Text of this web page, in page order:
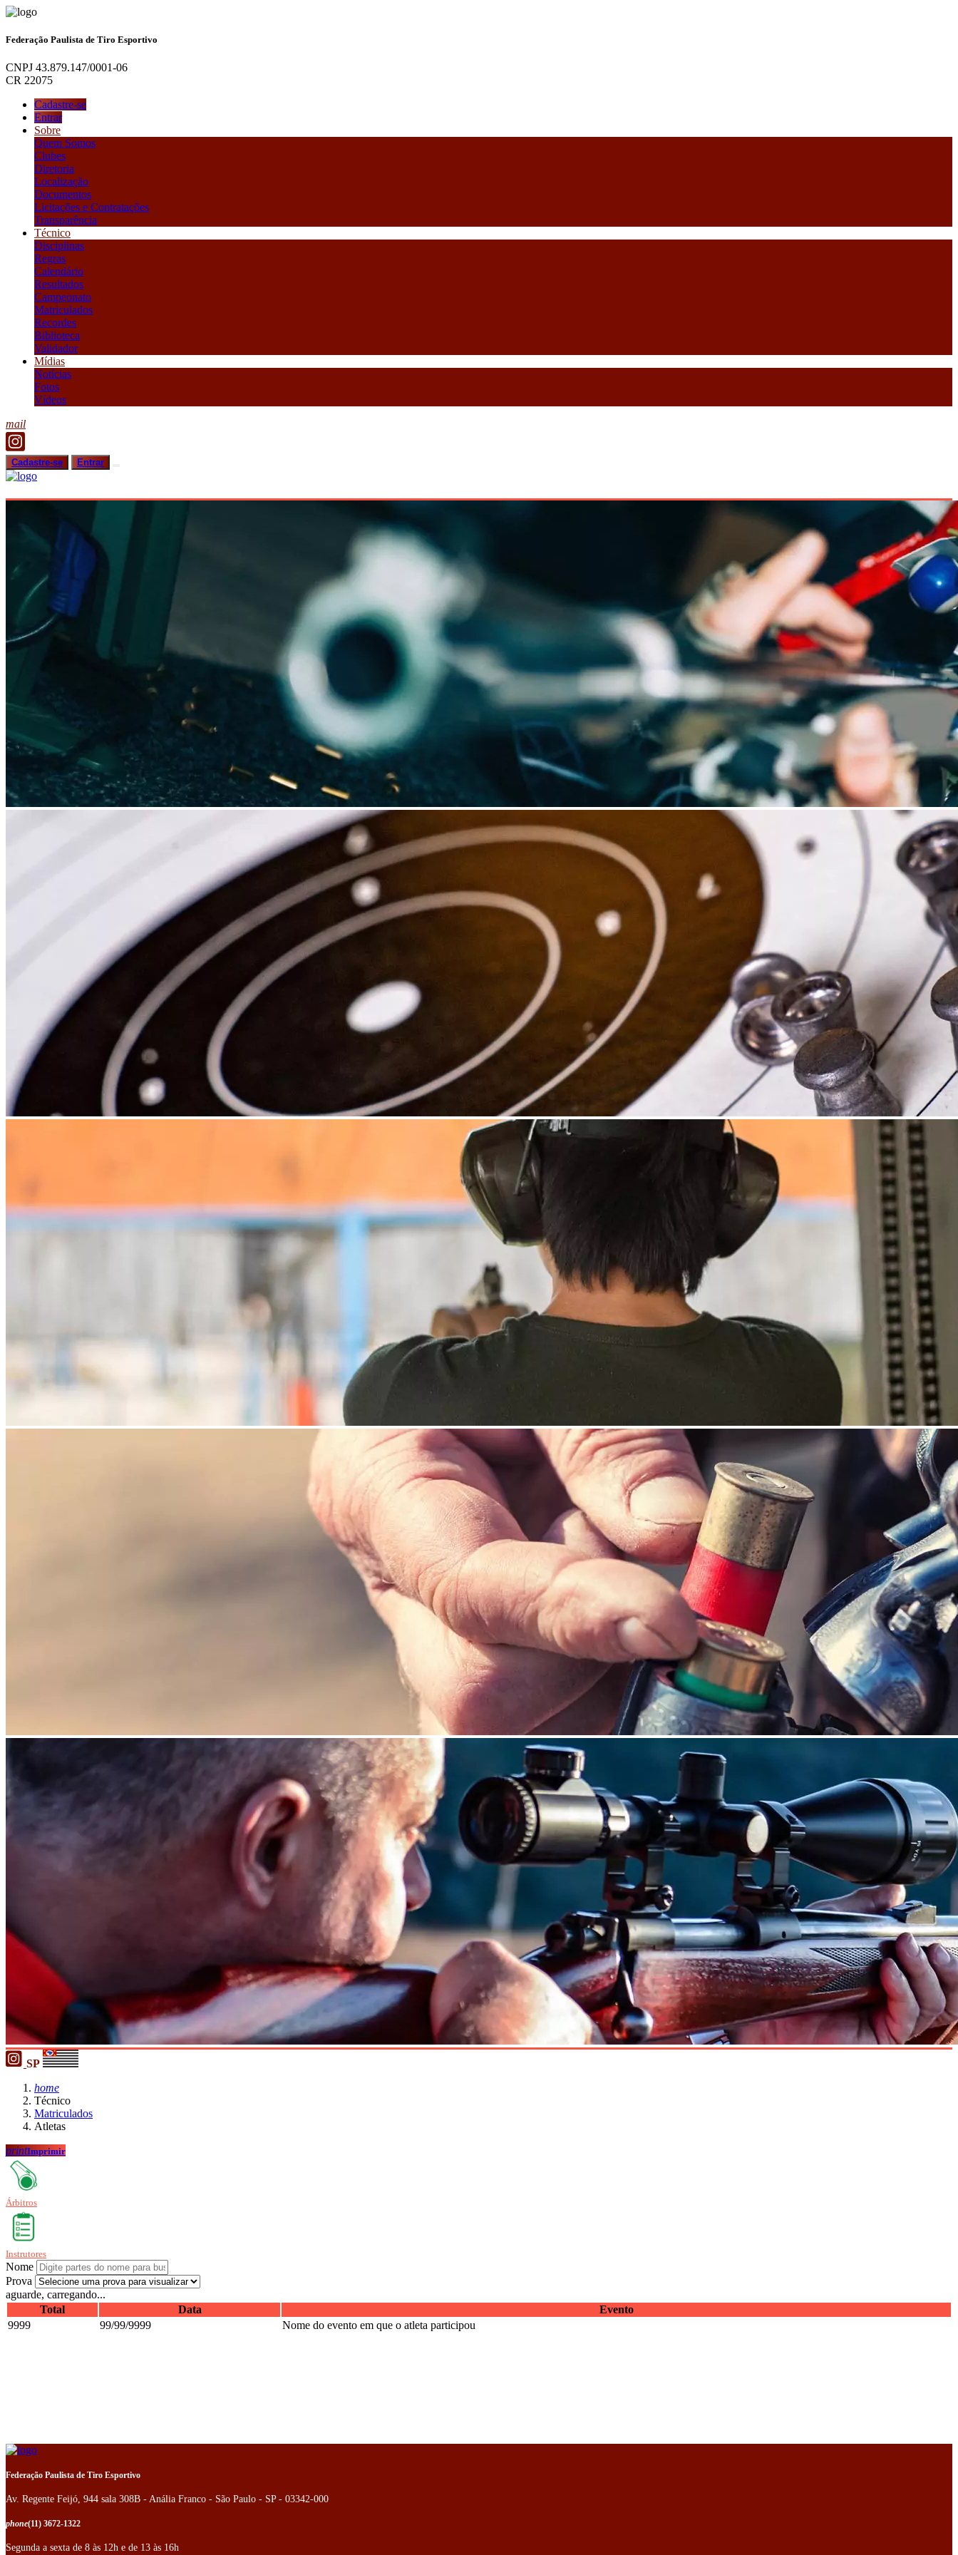
Federação Paulista de Tiro Esportivo
CNPJ 43.879.147/0001-06
CR 22075
Cadastre-se
Entrar
Sobre
Quem Somos
Clubes
Diretoria
Localização
Documentos
Licitações e Contratações
Transparência
Técnico
Disciplinas
Regras
Calendário
Resultados
Campeonato
Matriculados
Recordes
Biblioteca
Validador
Mídias
Notícias
Fotos
Vídeos
mail
Cadastre-se Entrar
SP
home
Técnico
Matriculados
Atletas
printImprimir
Árbitros
Instrutores
Nome
Prova
aguarde, carregando...
Total
Data
Evento
9999
99/99/9999 Nome do evento em que o atleta participou
Federação Paulista de Tiro Esportivo
Av. Regente Feijó, 944 sala 308B - Anália Franco - São Paulo - SP - 03342-000
phone(11) 3672-1322
Segunda a sexta de 8 às 12h e de 13 às 16h